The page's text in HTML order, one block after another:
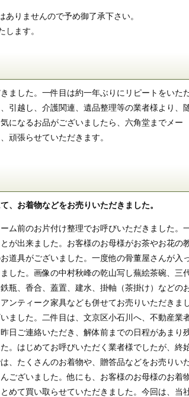
りませんので予め御了承下さい。
ます。
ました。一件目は約一年ぶりにリピートをいた
引越し、介護関連、遺品整理等の業者様より、
になるお品がございましたら、六角堂までメー
頑張らせていただきます。
、お着物などをお売りいただきました。
ム前のお片付け整理でお呼びいただきました。
が出来ました。お客様のお母様がお茶やお花の
道具がございました。一度他の骨董屋さんが入
した。画像の中村秋峰の乾山写し蕪絵茶碗、三
瓶、香合、蓋置、建水、掛軸（茶掛け）などの
ンティーク家具なども併せてお売りいただきま
ました。二件目は、文京区小石川へ、不動産業
日ご連絡いただき、解体前までの日程があまり
。はじめてお呼びいただく業者様でしたが、終
、たくさんのお着物や、贈答品などをお売りい
ございました。他にも、お客様のお母様のお着
めて買い取らせていただきました。今回は、当